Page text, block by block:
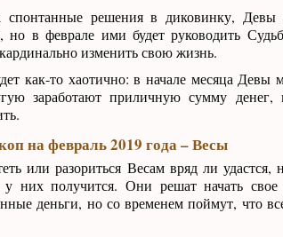
спонтанные решения в диковинку, Девы
в феврале ими будет руководить
изменить свою жизнь.
как-то хаотично: в начале месяца Девы
заработают приличную сумму денег,
на февраль 2019 года – Весы
или разориться Весам вряд ли удастся,
них получится. Они решат начать свое
деньги, но со временем поймут, что